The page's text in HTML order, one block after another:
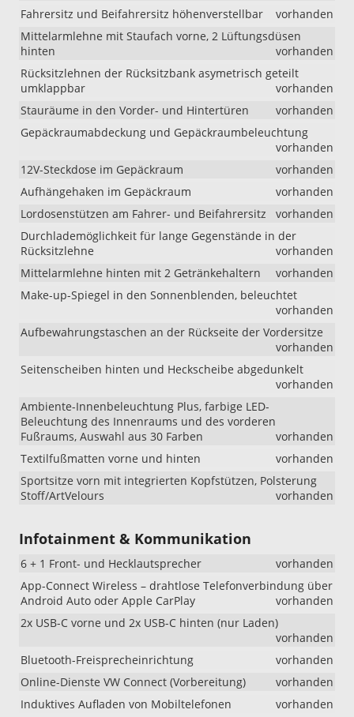
Fahrersitz und Beifahrersitz höhenverstellbar
vorhanden
Mittelarmlehne mit Staufach vorne, 2 Lüftungsdüsen
hinten
vorhanden
Rücksitzlehnen der Rücksitzbank asymetrisch geteilt
umklappbar
vorhanden
Stauräume in den Vorder- und Hintertüren
vorhanden
Gepäckraumabdeckung und Gepäckraumbeleuchtung
vorhanden
12V-Steckdose im Gepäckraum
vorhanden
Aufhängehaken im Gepäckraum
vorhanden
Lordosenstützen am Fahrer- und Beifahrersitz
vorhanden
Durchlademöglichkeit für lange Gegenstände in der
Rücksitzlehne
vorhanden
Mittelarmlehne hinten mit 2 Getränkehaltern
vorhanden
Make-up-Spiegel in den Sonnenblenden, beleuchtet
vorhanden
Aufbewahrungstaschen an der Rückseite der Vordersitze
vorhanden
Seitenscheiben hinten und Heckscheibe abgedunkelt
vorhanden
Ambiente-Innenbeleuchtung Plus, farbige LED-
Beleuchtung des Innenraums und des vorderen
Fußraums, Auswahl aus 30 Farben
vorhanden
Textilfußmatten vorne und hinten
vorhanden
Sportsitze vorn mit integrierten Kopfstützen, Polsterung
Stoff/ArtVelours
vorhanden
Infotainment & Kommunikation
6 + 1 Front- und Hecklautsprecher
vorhanden
App-Connect Wireless – drahtlose Telefonverbindung über
Android Auto oder Apple CarPlay
vorhanden
2x USB-C vorne und 2x USB-C hinten (nur Laden)
vorhanden
Bluetooth-Freisprecheinrichtung
vorhanden
Online-Dienste VW Connect (Vorbereitung)
vorhanden
Induktives Aufladen von Mobiltelefonen
vorhanden